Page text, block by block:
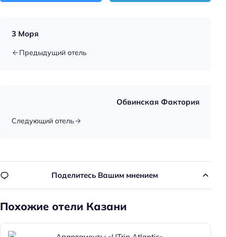
3 Моря
Предыдущий отель
Обвинская Фактория
Следующий отель
Поделитесь Вашим мнением
Похожие отели Казани